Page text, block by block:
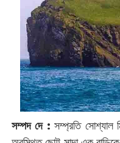
সম্পদ দে : সম্প্রতি সোশ্যাল